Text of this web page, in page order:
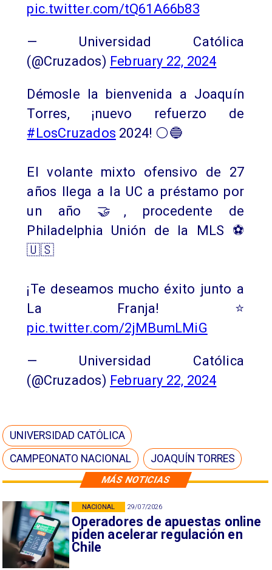
MÁS NOTICIAS
29/07/2026
Operadores de apuestas online
piden acelerar regulación en
Chile
NACIONAL
pic.twitter.com/tQ61A66b83
— Universidad Católica
(@Cruzados) February 22, 2024
Démosle la bienvenida a Joaquín
Torres, ¡nuevo refuerzo de
#LosCruzados 2024! ⚪🔵
El volante mixto ofensivo de 27
años llega a la UC a préstamo por
un año 🤝, procedente de
Philadelphia Unión de la MLS ⚽
🇺🇸
¡Te deseamos mucho éxito junto a
La Franja! ⭐
pic.twitter.com/2jMBumLMiG
— Universidad Católica
(@Cruzados) February 22, 2024
UNIVERSIDAD CATÓLICA
CAMPEONATO NACIONAL
JOAQUÍN TORRES